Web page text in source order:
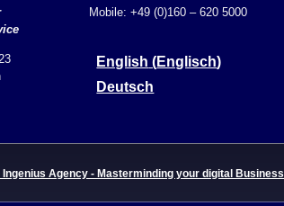
Mobile: +49 (0)160 – 620 5000
English (Englisch)
Deutsch
Agency - Masterminding your digital Business